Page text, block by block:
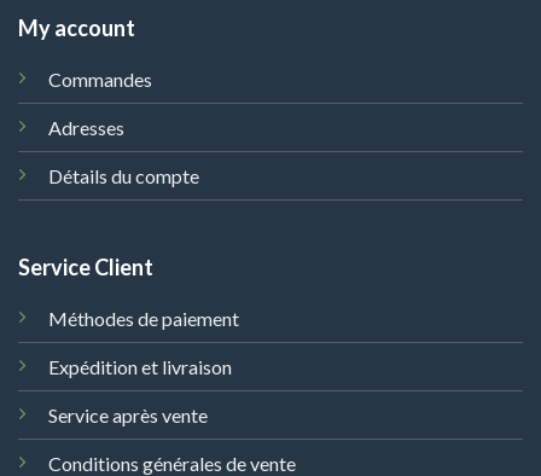
My account
Commandes
Adresses
Détails du compte
Service Client
Méthodes de paiement
Expédition et livraison
Service après vente
Conditions générales de vente